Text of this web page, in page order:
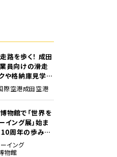
路を歩く！ 成田
員向けの滑走
や格納庫見学イ
開催
際空港成田空港
物館で「世界を
イング展」始ま
周年の歩みを
でたどる
イング
物館